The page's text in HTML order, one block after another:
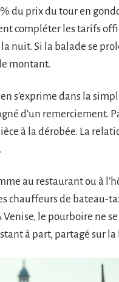
% du prix du tour en
compléter les tarifs
nuit. Si la balade se
montant.
s’exprime dans la
d’un remerciement.
à la dérobée. La
au restaurant ou à
chauffeurs de bateau-
le pourboire ne
à part, partagé sur la